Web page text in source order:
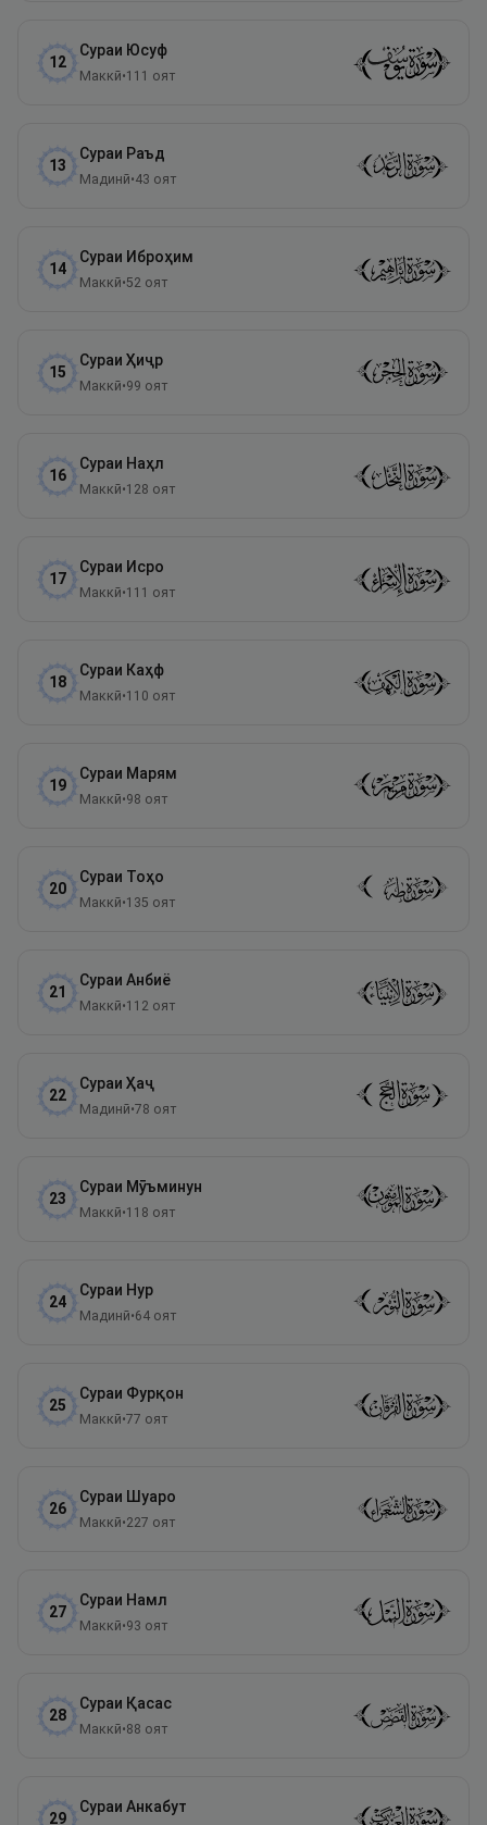
12
Сураи Юсуф
Маккӣ•111 оят
13
Сураи Раъд
Мадинӣ•43 оят
14
Сураи Иброҳим
Маккӣ•52 оят
15
Сураи Ҳиҷр
Маккӣ•99 оят
16
Сураи Наҳл
Маккӣ•128 оят
17
Сураи Исро
Маккӣ•111 оят
18
Сураи Каҳф
Маккӣ•110 оят
19
Сураи Марям
Маккӣ•98 оят
20
Сураи Тоҳо
Маккӣ•135 оят
21
Сураи Анбиё
Маккӣ•112 оят
22
Сураи Ҳаҷ
Мадинӣ•78 оят
23
Сураи Мӯъминун
Маккӣ•118 оят
24
Сураи Нур
Мадинӣ•64 оят
25
Сураи Фурқон
Маккӣ•77 оят
26
Сураи Шуаро
Маккӣ•227 оят
27
Сураи Намл
Маккӣ•93 оят
28
Сураи Қасас
Маккӣ•88 оят
29
Сураи Анкабут